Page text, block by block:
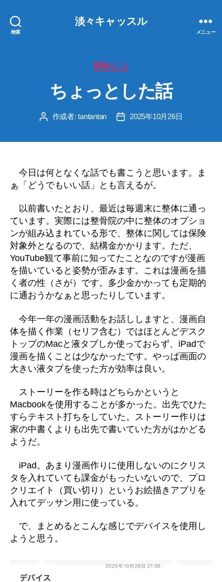
検索
淡々キャッスル
メニュー
カ
ゴ
リ
普通のこと
ちょっとした話
投 作成者:tantantan
投
2025年10月26日
今日は何となくな話でも書こうと思います。ま
ぁ「どうでもいい話」とも言えるが。
以前書いたとおり、最近は毎週末に整体に通っ
ています。実際には整骨院の中に整体のオプショ
ンが組み込まれている形で、整体に関しては保険
対象外となるので、結構金かかります。ただ、
YouTube観て事前に知ってたことなのですが漫画
を描いていると姿勢が歪みます。これは漫画を描
く者の性（さが）です。多少金かかっても定期的
に通おうかなぁと思ったりしています。
今年一年の漫画活動をお話ししますと、漫画自
体を描く作業（セリフ含む）ではほとんどデスク
トップのMacと液タブしか使っておらず、iPadで
漫画を描くことは少なかったです。やっぱ画面の
大きい液タブを使った方が効率は良い。
ストーリーを作る時はどちらかというと
Macbookを使用することが多かった。出先でひた
すらテキスト打ちをしていた。ストーリー作りは
家の中書くよりも出先で書いていた方がはかどる
ようだ。
iPad。あまり漫画作りに使用しないのにクリス
タを入れていても課金がもったいないので、プロ
クリエイト（買い切り）というお絵描きアプリを
入れてデッサン用に使っている。
で、まとめるとこんな感じでデバイスを使用し
ようと思う。